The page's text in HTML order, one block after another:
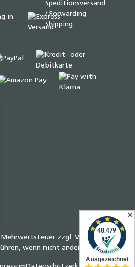
zzgl. Versandkosten
wenn nicht anders angegeben.
✕